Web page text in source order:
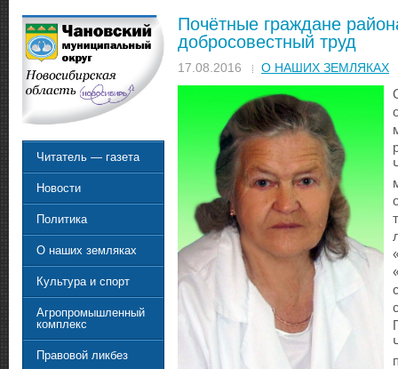
Почётные граждане
добросовестный труд
17.08.2016 О НАШИХ ЗЕМЛЯКАХ
Читатель — газета
Новости
Политика
О наших земляках
Культура и спорт
Агропромышленный
комплекс
Правовой ликбез